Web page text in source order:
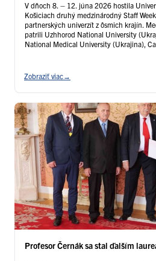
V dňoch 8. – 12. júna 2026 hostila
Košiciach druhý medzinárodný Staff
partnerských univerzít z ôsmich krajín.
patrili Uzhhorod National University
National Medical University (Ukrajina),
Čítať ďalej
Zobraziť viac→
Profesor Černák sa stal ďalším